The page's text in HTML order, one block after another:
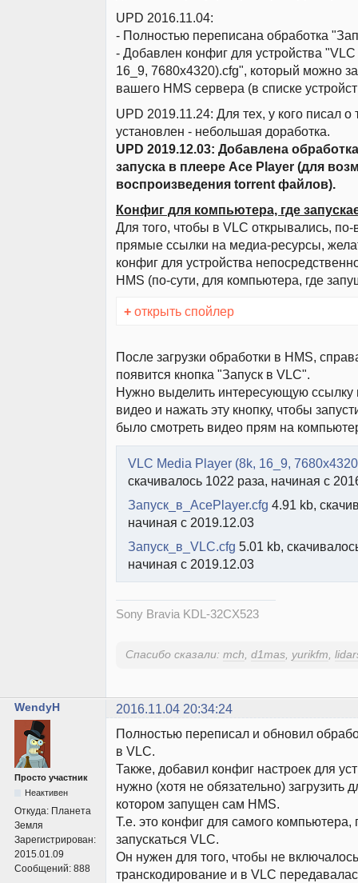
UPD 2016.11.04:
- Полностью переписана обработка
- Добавлен конфиг для устройства
16_9, 7680x4320).cfg", который можно
вашего HMS сервера (в списке
UPD 2019.11.24: Для тех, у кого писал о
установлен - небольшая доработка.
UPD 2019.12.03: Добавлена
запуска в плеере Ace Player (для
воспроизведения torrent файлов).
Конфиг для компьютера, где
Для того, чтобы в VLC открывались,
прямые ссылки на медиа-ресурсы,
конфиг для устройства
HMS (по-сути, для компьютера, где
+ открыть спойлер
После загрузки обработки в HMS,
появится кнопка "Запуск в VLC".
Нужно выделить интересующую ссылку
видео и нажать эту кнопку, чтобы
было смотреть видео прям на
VLC Media Player (8k, 16_9,
скачивалось 1022 раза, начиная с
Запуск_в_AcePlayer.cfg 4.91 kb,
начиная с 2019.12.03
Запуск_в_VLC.cfg 5.01 kb,
начиная с 2019.12.03
Sony Bravia KDL-32CX523
Спасибо сказали: mch d1mas yurikfm
WendyH 2016.11.04 20:34:24
Просто участник
Неактивен
Откуда: Планета
Земля
Зарегистрирован:
2015.01.09
Сообщений: 888
Полностью переписал и обновил
в VLC.
Также, добавил конфиг настроек для
нужно (хотя не обязательно) загрузить
котором запущен сам HMS.
Т.е. это конфиг для самого компьютера,
запускаться VLC.
Он нужен для того, чтобы не включалось
транскодирование и в VLC